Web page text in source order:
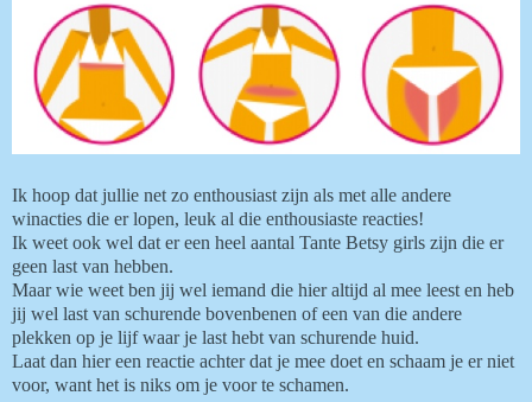
Ik hoop dat jullie net zo enthousiast zijn als met alle andere
winacties die er lopen, leuk al die enthousiaste reacties!
Ik weet ook wel dat er een heel aantal Tante Betsy girls zijn die er
geen last van hebben.
Maar wie weet ben jij wel iemand die hier altijd al mee leest en heb
jij wel last van schurende bovenbenen of een van die andere
plekken op je lijf waar je last hebt van schurende huid.
Laat dan hier een reactie achter dat je mee doet en schaam je er niet
voor, want het is niks om je voor te schamen.